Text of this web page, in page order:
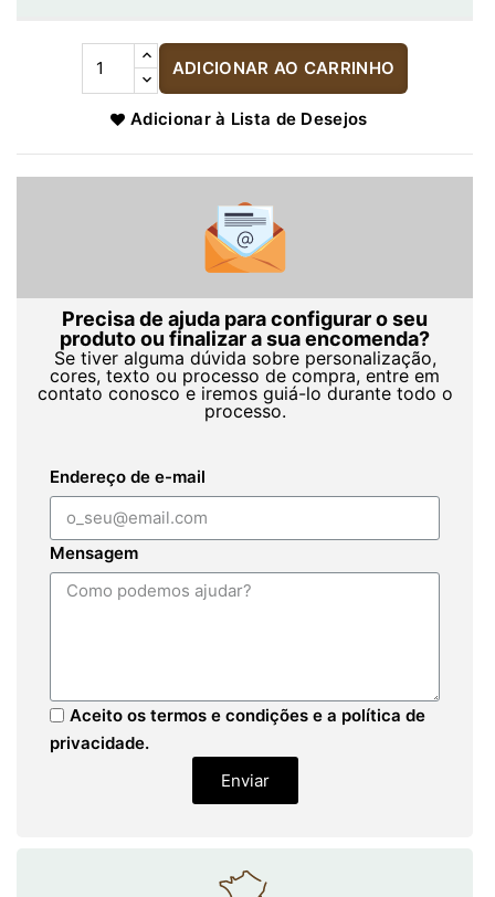
ADICIONAR AO CARRINHO
Adicionar à Lista de Desejos
Precisa de ajuda para configurar o seu
produto ou finalizar a sua encomenda?
Se tiver alguma dúvida sobre personalização,
cores, texto ou processo de compra, entre em
contato conosco e iremos guiá-lo durante todo o
processo.
Endereço de e-mail
Mensagem
Aceito os termos e condições e a política de
privacidade.
Enviar